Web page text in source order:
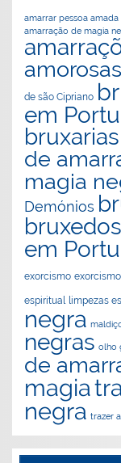
amarrar pessoa amada
amarração de magia
amorosas
de são Cipriano
em
bruxarias
de
magia
Demónios
bruxedos
em
exorcismo
espiritual limpezas
negra
negras olho
de
magia
negra trazer